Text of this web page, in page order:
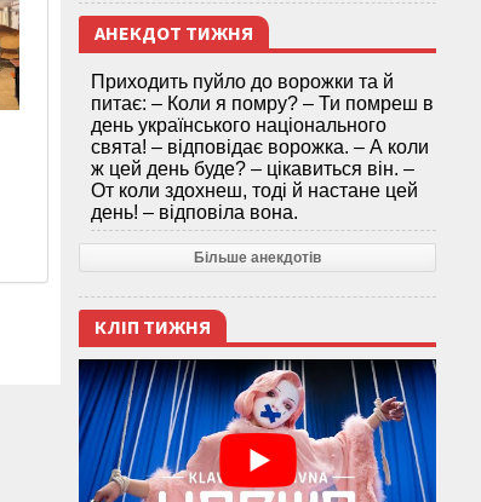
АНЕКДОТ ТИЖНЯ
Приходить пуйло до ворожки та й
питає: – Коли я помру? – Ти помреш в
день українського національного
свята! – відповідає ворожка. – А коли
ж цей день буде? – цікавиться він. –
От коли здохнеш, тоді й настане цей
день! – відповіла вона.
Більше анекдотів
КЛІП ТИЖНЯ